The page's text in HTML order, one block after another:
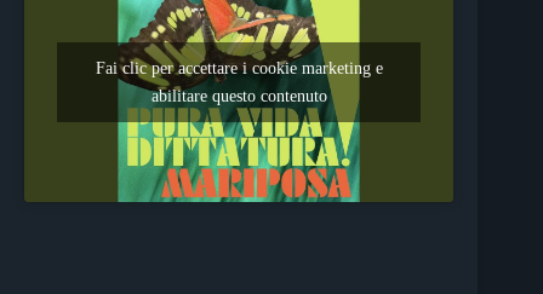
Fai clic per accettare i cookie marketing e
abilitare questo contenuto